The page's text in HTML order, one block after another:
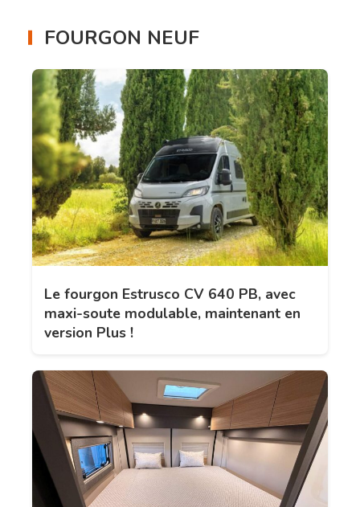
FOURGON NEUF
Le fourgon Estrusco CV 640 PB, avec
maxi-soute modulable, maintenant en
version Plus !